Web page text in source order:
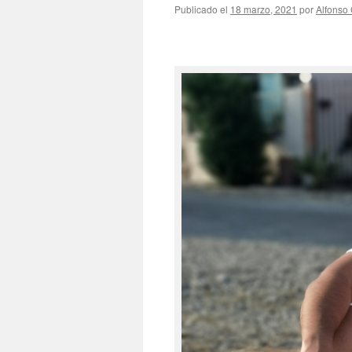
Publicado el 18 marzo, 2021 porAlfonso